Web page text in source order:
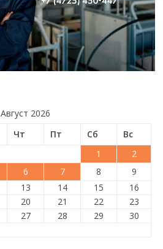
Август 2026
Чт Пт Сб
Вс
1
2
6 7 8
9
13 14 15
16
20 21 22
23
27 28 29
30